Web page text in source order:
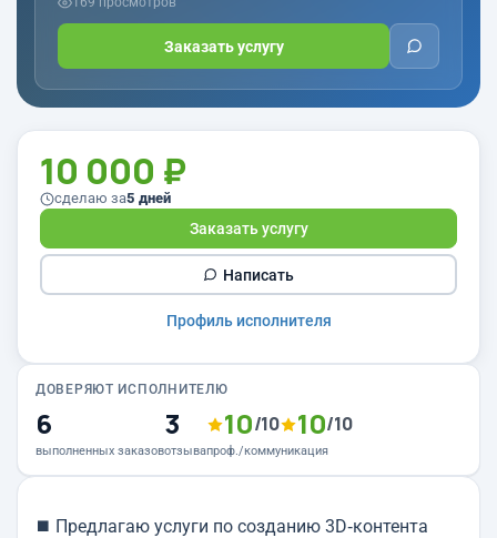
Заказать услугу
⯀ Предлагаю услуги по созданию 3D‑контента
10 000 ₽
сделаю за5 дней
Заказать услугу
Написать
Профиль исполнителя
ДОВЕРЯЮТ ИСПОЛНИТЕЛЮ
6
выполненных заказов
3
отзыва
10/10 10/10
проф./коммуникация